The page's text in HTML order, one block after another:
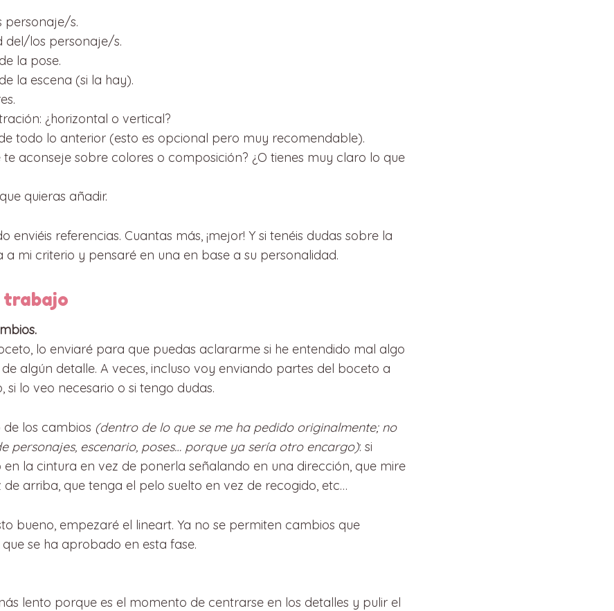
personaje/s.
del/los personaje/s.
la pose.
la escena (si la hay).
¿horizontal o vertical?
todo lo anterior (esto es opcional pero muy recomendable).
te aconseje sobre colores o composición? ¿O tienes muy claro lo que
quieras añadir.
enviéis referencias. Cuantas más, ¡mejor! Y si tenéis dudas sobre la
a mi criterio y pensaré en una en base a su personalidad.
trabajo
lo enviaré para que puedas aclararme si he entendido mal algo
algún detalle. A veces, incluso voy enviando partes del boceto a
si lo veo necesario o si tengo dudas.
de los cambios (dentro de lo que se me ha pedido originalmente; no
personajes, escenario, poses… porque ya sería otro encargo): si
la cintura en vez de ponerla señalando en una dirección, que mire
arriba, que tenga el pelo suelto en vez de recogido, etc…
bueno, empezaré el lineart. Ya no se permiten cambios que
se ha aprobado en esta fase.
lento porque es el momento de centrarse en los detalles y pulir el